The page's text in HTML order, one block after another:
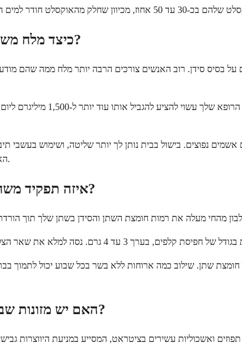
כיצד מלח משפיע על הסיכון לאבני כליה?
בסיס סידן. רוב האנשים צורכים הרבה יותר מלח ממה שהם
שאף לשמור על צריכת הנתרן שלך מתחת ל-2,300
נפוצים. בישול בבית נותן לך יותר שליטה, ושימוש בעשבי
הארוחות שלך לטעימות ללא הנתרן הנוסף.
איזה תפקיד משחק חלבון בהיווצרות אבנים?
שתן. שילוב כמה ארוחות ללא בשר בכל שבוע יכול לתמוך
האם יש מזונות שבאמת עוזרים למנוע אבנים?
ואשכוליות עשירים בציטראט, המסייע במניעת היווצרות